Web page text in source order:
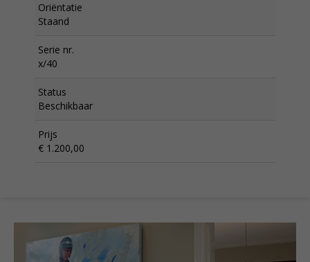
Oriëntatie
Staand
Serie nr.
x/40
Status
Beschikbaar
Prijs
€ 1.200,00